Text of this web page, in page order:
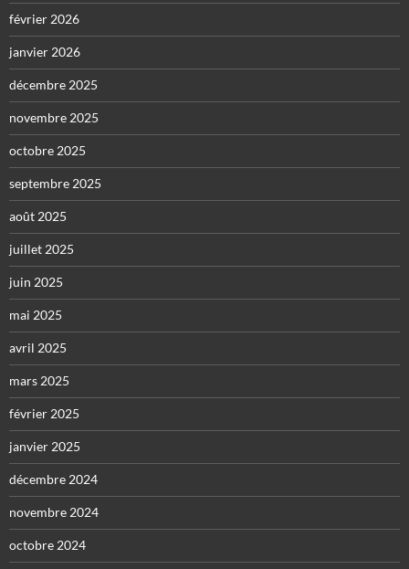
février 2026
janvier 2026
décembre 2025
novembre 2025
octobre 2025
septembre 2025
août 2025
juillet 2025
juin 2025
mai 2025
avril 2025
mars 2025
février 2025
janvier 2025
décembre 2024
novembre 2024
octobre 2024